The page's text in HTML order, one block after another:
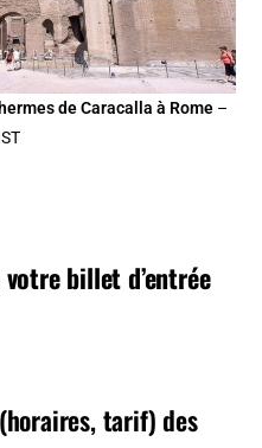
de Caracalla à Rome –
billet d’entrée
tarif) des